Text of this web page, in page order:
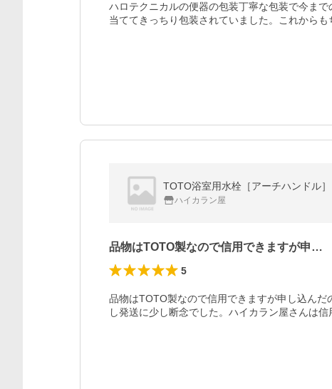
ハロテクニカルの便器の包装丁寧な包装で今ま
当ててきっちり包装されていました。これから
TOTO浴室用水栓［アーチハンドル
ハイカラン屋
品物はTOTO製なので信用できますが申…
5
品物はTOTO製なので信用できますが申し込ん
し発送に少し断念でした。ハイカラン屋さんは信